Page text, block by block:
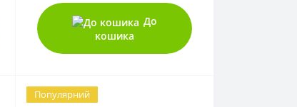
До
кошика
Популярний